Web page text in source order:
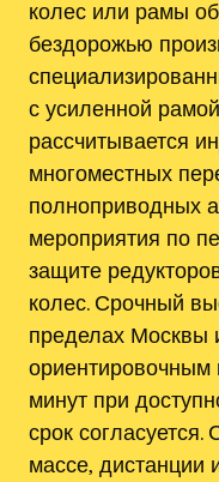
колес или рамы
бездорожью
с усиленной
рассчитывается
многоместных
полноприводных
мероприятия по
защите
колес. Срочный
пределах Москвы
минут при
срок
массе‚ дистанции